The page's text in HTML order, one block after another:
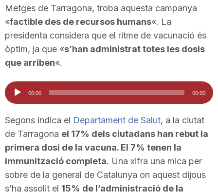
a
Metges de Tarragona, troba aquesta campanya
«factible des de recursos humans«. La
presidenta considera que el ritme de vacunació és
òptim, ja que «s’han administrat totes les dosis
que arriben«.
Reproductor
d'àudio
00:00 00:00
Segons indica el Departament de Salut, a la ciutat
de Tarragona el 17% dels ciutadans han rebut la
primera dosi de la vacuna. El 7% tenen la
immunització completa. Una xifra una mica per
sobre de la general de Catalunya on aquest dijous
s’ha assolit el 15% de l’administració de la